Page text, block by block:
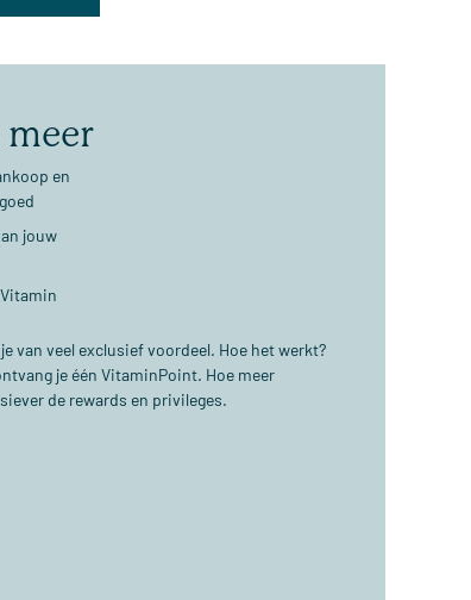
en
jouw
van veel exclusief voordeel. Hoe het werkt?
je één VitaminPoint. Hoe meer
de rewards en privileges.